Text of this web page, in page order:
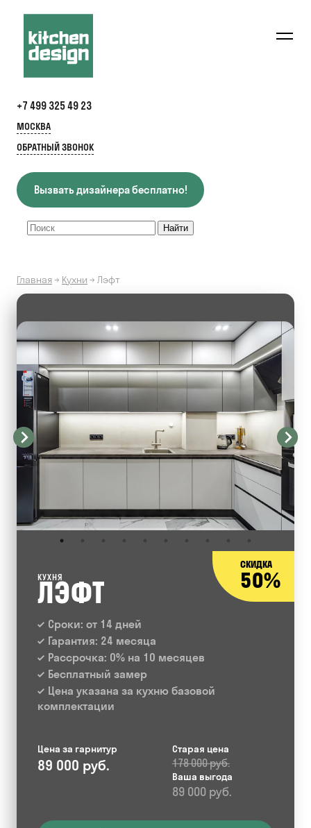
+7 499 325 49 23
МОСКВА
ОБРАТНЫЙ ЗВОНОК
Вызвать дизайнера бесплатно!
Главная→ Кухни → Лэфт
СКИДКА
50%
КУХНЯ
ЛЭФТ
Сроки: от 14 дней
Гарантия: 24 месяца
Рассрочка: 0% на 10 месяцев
Бесплатный замер
Цена указана за кухню базовой
комплектации
Цена за гарнитур
89 000 руб.
Старая цена
178 000 руб.
Ваша выгода
89 000 руб.